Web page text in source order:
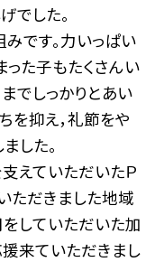
でした。
です。力いっぱい
った子もたくさんい
でしっかりとあい
を抑え，礼節をや
した。
えていただいたＰ
ただきました地域
していただいた加
援来ていただきまし